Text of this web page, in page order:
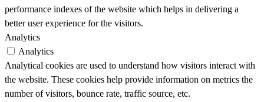
performance indexes of the website which helps in delivering a
better user experience for the visitors.
Analytics
Analytics
Analytical cookies are used to understand how visitors interact with
the website. These cookies help provide information on metrics the
number of visitors, bounce rate, traffic source, etc.